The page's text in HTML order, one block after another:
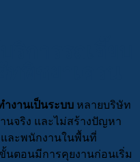
งานเป็นระบบ หลายบริษัท
นจริง และไม่สร้างปัญหา
ละพนักงานในพื้นที่
นตอนมีการคุยงานก่อนเริ่ม